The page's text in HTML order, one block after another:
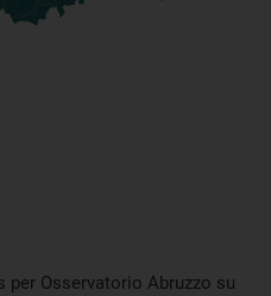
per Osservatorio Abruzzo su